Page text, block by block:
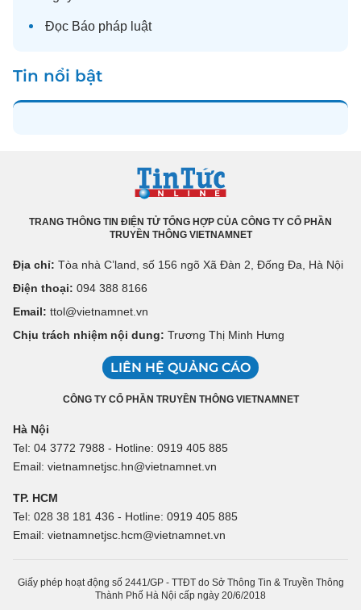
Đọc Báo pháp luật
Tin nổi bật
TRANG THÔNG TIN ĐIỆN TỬ TỔNG HỢP CỦA CÔNG TY CỔ PHẦN
TRUYỀN THÔNG VIETNAMNET
Địa chỉ: Tòa nhà C’land, số 156 ngõ Xã Đàn 2, Đống Đa, Hà Nội
Điện thoại: 094 388 8166
Email: ttol@vietnamnet.vn
Chịu trách nhiệm nội dung: Trương Thị Minh Hưng
LIÊN HỆ QUẢNG CÁO
CÔNG TY CỔ PHẦN TRUYỀN THÔNG VIETNAMNET
Hà Nội
Tel: 04 3772 7988 - Hotline: 0919 405 885
Email: vietnamnetjsc.hn@vietnamnet.vn
TP. HCM
Tel: 028 38 181 436 - Hotline: 0919 405 885
Email: vietnamnetjsc.hcm@vietnamnet.vn
Giấy phép hoạt động số 2441/GP - TTĐT do Sở Thông Tin & Truyền Thông
Thành Phố Hà Nội cấp ngày 20/6/2018